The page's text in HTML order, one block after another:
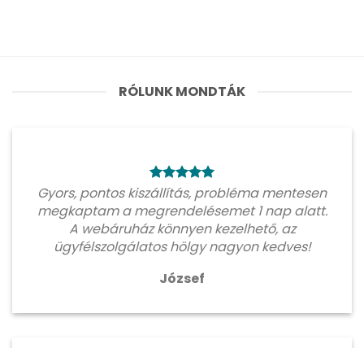
RÓLUNK MONDTÁK
Gyors, pontos kiszállítás, probléma mentesen
megkaptam a megrendelésemet 1 nap alatt.
A webáruház könnyen kezelhető, az
ügyfélszolgálatos hölgy nagyon kedves!
József